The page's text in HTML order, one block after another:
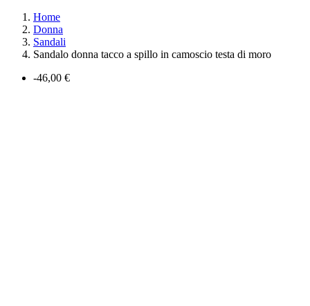
Home
Donna
Sandali
Sandalo donna tacco a spillo in camoscio testa di moro
-46,00 €